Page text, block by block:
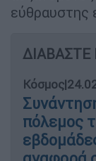
εύθραυστης
ΔΙΑΒΑΣΤΕ
Κόσμος|
πόλεμος